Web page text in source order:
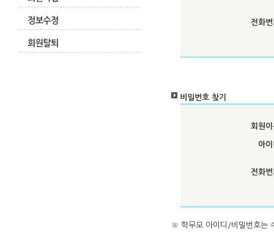
전화번
비밀번호 찾기
회원이
아
전화번
※ 학무모 아이디/비밀번호는